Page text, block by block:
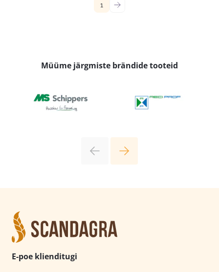
1 →
Müüme järgmiste brändide tooteid
E-poe klienditugi